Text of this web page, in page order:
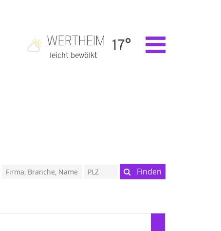
WERTHEIM
leicht bewölkt
17°
Finden